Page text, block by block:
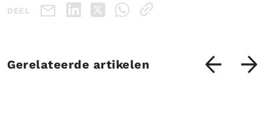
DEEL
Gerelateerde artikelen